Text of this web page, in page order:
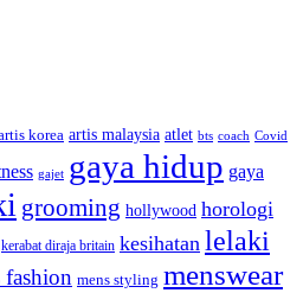
korea artis malaysia atlet bts coach Covid
gajet gaya hidup gaya
grooming hollywood horologi
kerabat diraja britain kesihatan lelaki
fashion mens styling menswear